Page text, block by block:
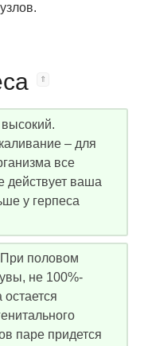
– для
все
действует ваша
у герпеса
половом
не 100%-
паре придется